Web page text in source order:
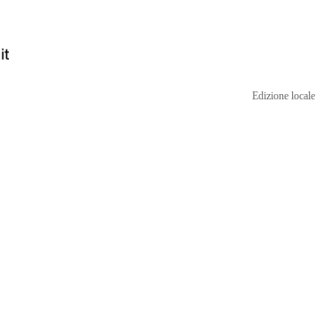
Edizione locale